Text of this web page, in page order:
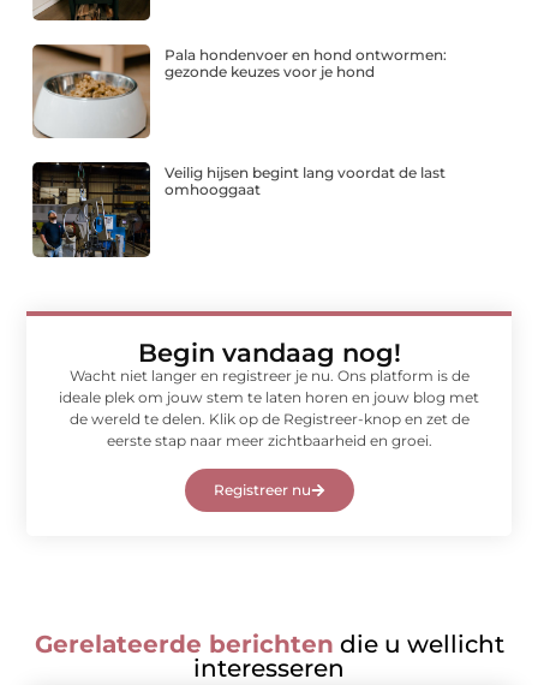
Pala hondenvoer en hond ontwormen:
gezonde keuzes voor je hond
Veilig hijsen begint lang voordat de last
omhooggaat
Begin vandaag nog!
Wacht niet langer en registreer je nu. Ons platform is de
ideale plek om jouw stem te laten horen en jouw blog met
de wereld te delen. Klik op de Registreer-knop en zet de
eerste stap naar meer zichtbaarheid en groei.
Registreer nu
Gerelateerde berichten die u wellicht
interesseren